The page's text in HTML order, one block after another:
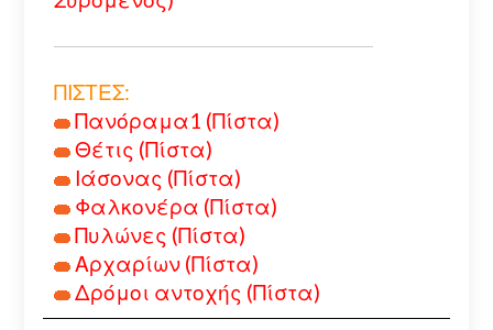
ΠΙΣΤΕΣ:
Πανόραμα1 (Πίστα)
Θέτις (Πίστα)
Ιάσονας (Πίστα)
Φαλκονέρα (Πίστα)
Πυλώνες (Πίστα)
Αρχαρίων (Πίστα)
Δρόμοι αντοχής (Πίστα)